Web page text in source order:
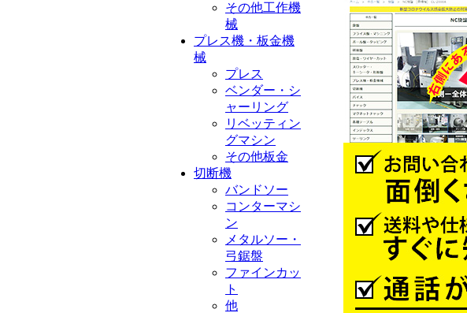
その他工作機
械
プレス機・板金機
械
プレス
ベンダー・シ
ャーリング
リベッティン
グマシン
その他板金
切断機
バンドソー
コンターマシ
ン
メタルソー・
弓鋸盤
ファインカッ
ト
他